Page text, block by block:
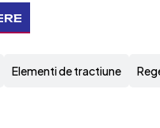
Elementi de tractiune